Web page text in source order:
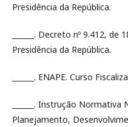
Presidência da República.
______. Decreto nº 9.412,
Presidência da República.
______. ENAPE. Curso
______. Instrução
Planejamento,